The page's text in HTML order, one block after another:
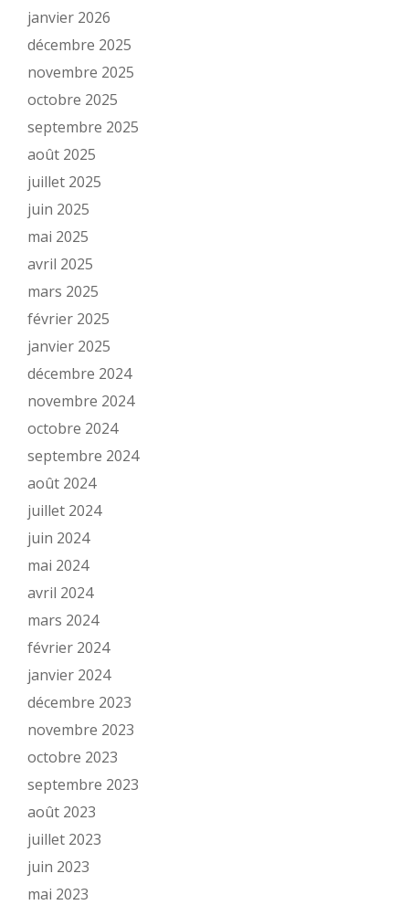
janvier 2026
décembre 2025
novembre 2025
octobre 2025
septembre 2025
août 2025
juillet 2025
juin 2025
mai 2025
avril 2025
mars 2025
février 2025
janvier 2025
décembre 2024
novembre 2024
octobre 2024
septembre 2024
août 2024
juillet 2024
juin 2024
mai 2024
avril 2024
mars 2024
février 2024
janvier 2024
décembre 2023
novembre 2023
octobre 2023
septembre 2023
août 2023
juillet 2023
juin 2023
mai 2023